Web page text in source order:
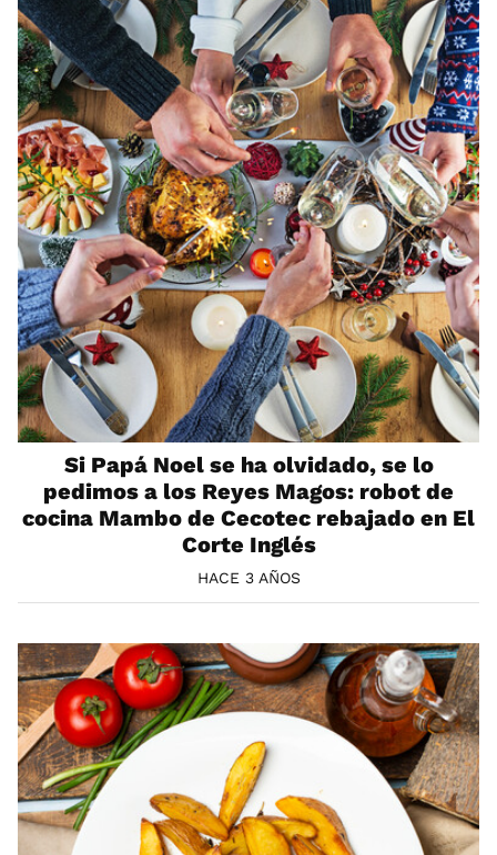
Si Papá Noel se ha olvidado, se lo
pedimos a los Reyes Magos: robot de
cocina Mambo de Cecotec rebajado en El
Corte Inglés
HACE 3 AÑOS